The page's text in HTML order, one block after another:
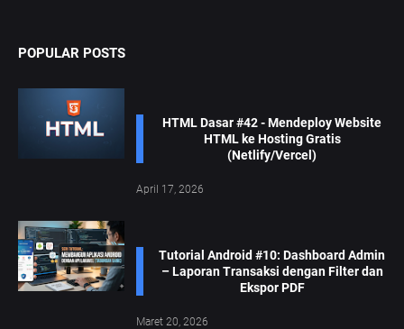
POPULAR POSTS
HTML Dasar #42 - Mendeploy Website
HTML ke Hosting Gratis
(Netlify/Vercel)
April 17, 2026
Tutorial Android #10: Dashboard Admin
– Laporan Transaksi dengan Filter dan
Ekspor PDF
Maret 20, 2026